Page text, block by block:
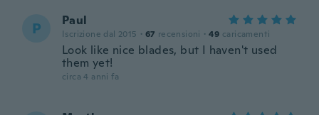
P Paul
Iscrizione dal 2015 · 67 recensioni · 49 caricamenti
Look like nice blades, but I haven't used
them yet!
circa 4 anni fa